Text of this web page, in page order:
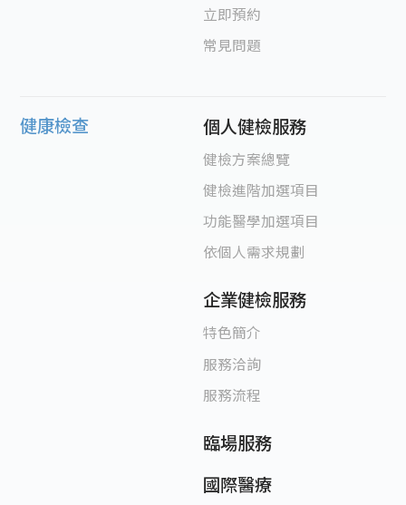
立即預約
常見問題
健康檢查 個人健檢服務
健檢方案總覽
健檢進階加選項目
功能醫學加選項目
依個人需求規劃
企業健檢服務
特色簡介
服務洽詢
服務流程
臨場服務
國際醫療